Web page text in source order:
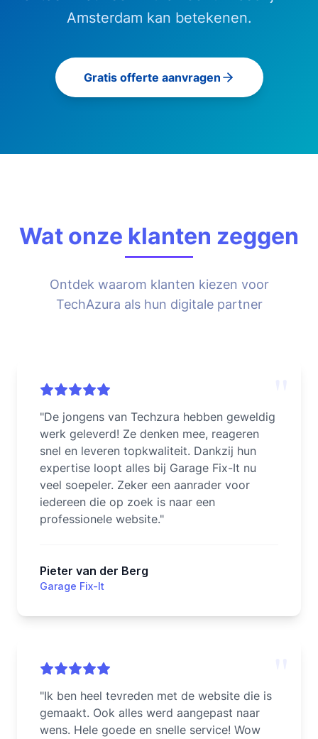
Amsterdam kan betekenen.
Gratis offerte aanvragen
Wat onze klanten zeggen
Ontdek waarom klanten kiezen voor
TechAzura als hun digitale partner
"De jongens van Techzura hebben geweldig
werk geleverd! Ze denken mee, reageren
snel en leveren topkwaliteit. Dankzij hun
expertise loopt alles bij Garage Fix-It nu
veel soepeler. Zeker een aanrader voor
iedereen die op zoek is naar een
professionele website."
Pieter van der Berg
Garage Fix-It
"Ik ben heel tevreden met de website die is
gemaakt. Ook alles werd aangepast naar
wens. Hele goede en snelle service! Wow